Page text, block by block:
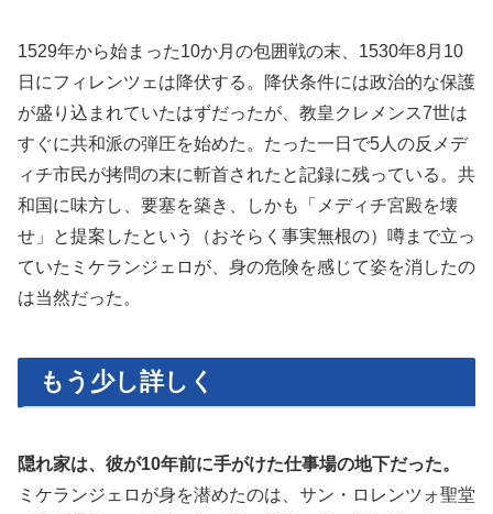
1529年から始まった10か月の包囲戦の末、1530年8月10
日にフィレンツェは降伏する。降伏条件には政治的な保護
が盛り込まれていたはずだったが、教皇クレメンス7世は
すぐに共和派の弾圧を始めた。たった一日で5人の反メデ
ィチ市民が拷問の末に斬首されたと記録に残っている。共
和国に味方し、要塞を築き、しかも「メディチ宮殿を壊
せ」と提案したという（おそらく事実無根の）噂まで立っ
ていたミケランジェロが、身の危険を感じて姿を消したの
は当然だった。
もう少し詳しく
隠れ家は、彼が10年前に手がけた仕事場の地下だった。
ミケランジェロが身を潜めたのは、サン・ロレンツォ聖堂